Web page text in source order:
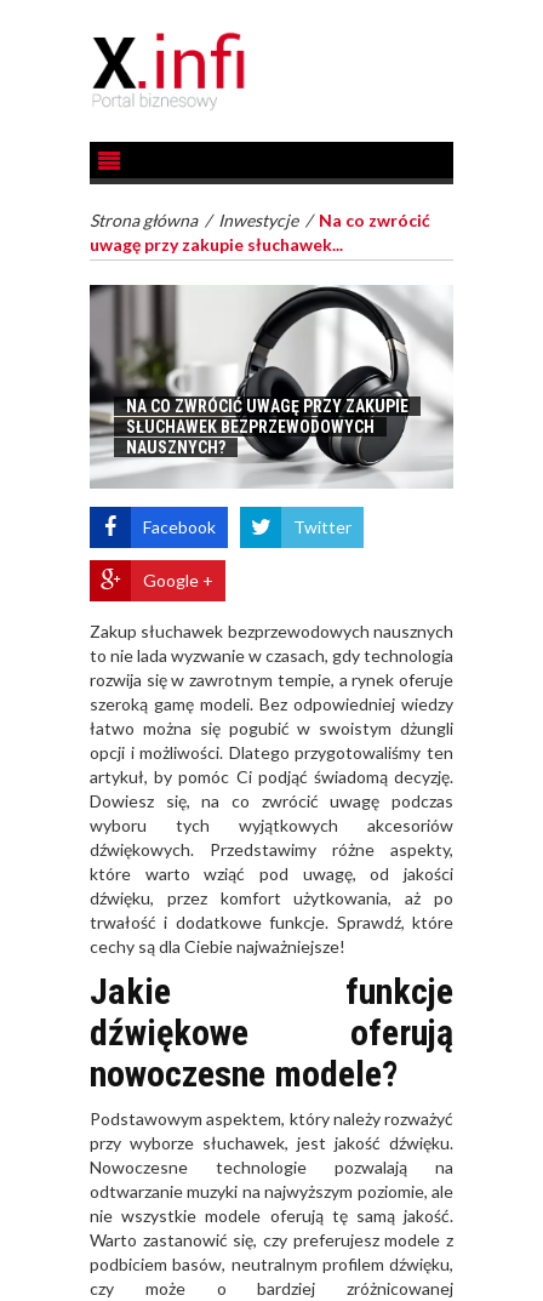
Strona główna / Inwestycje / Na co zwrócić
uwagę przy zakupie słuchawek...
NA CO ZWRÓCIĆ UWAGĘ PRZY ZAKUPIE
SŁUCHAWEK BEZPRZEWODOWYCH
NAUSZNYCH?
Facebook Twitter
Google +
Zakup słuchawek bezprzewodowych nausznych
to nie lada wyzwanie w czasach, gdy technologia
rozwija się w zawrotnym tempie, a rynek oferuje
szeroką gamę modeli. Bez odpowiedniej wiedzy
łatwo można się pogubić w swoistym dżungli
opcji i możliwości. Dlatego przygotowaliśmy ten
artykuł, by pomóc Ci podjąć świadomą decyzję.
Dowiesz się, na co zwrócić uwagę podczas
wyboru tych wyjątkowych akcesoriów
dźwiękowych. Przedstawimy różne aspekty,
które warto wziąć pod uwagę, od jakości
dźwięku, przez komfort użytkowania, aż po
trwałość i dodatkowe funkcje. Sprawdź, które
cechy są dla Ciebie najważniejsze!
Jakie funkcje
dźwiękowe oferują
nowoczesne modele?
Podstawowym aspektem, który należy rozważyć
przy wyborze słuchawek, jest jakość dźwięku.
Nowoczesne technologie pozwalają na
odtwarzanie muzyki na najwyższym poziomie, ale
nie wszystkie modele oferują tę samą jakość.
Warto zastanowić się, czy preferujesz modele z
podbiciem basów, neutralnym profilem dźwięku,
czy może o bardziej zróżnicowanej